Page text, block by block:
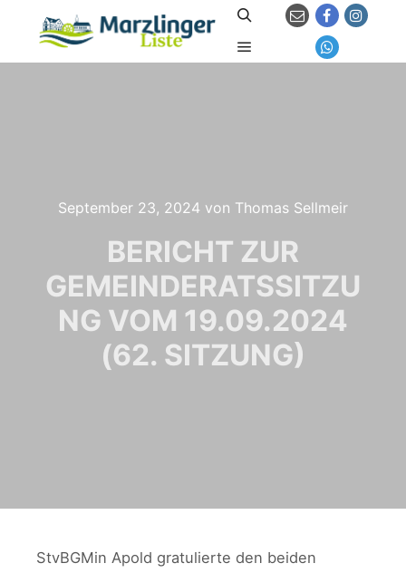
Suchen
September 23, 2024 von Thomas Sellmeir
BERICHT ZUR
GEMEINDERATSSITZU
NG VOM 19.09.2024
(62. SITZUNG)
StvBGMin Apold gratulierte den beiden